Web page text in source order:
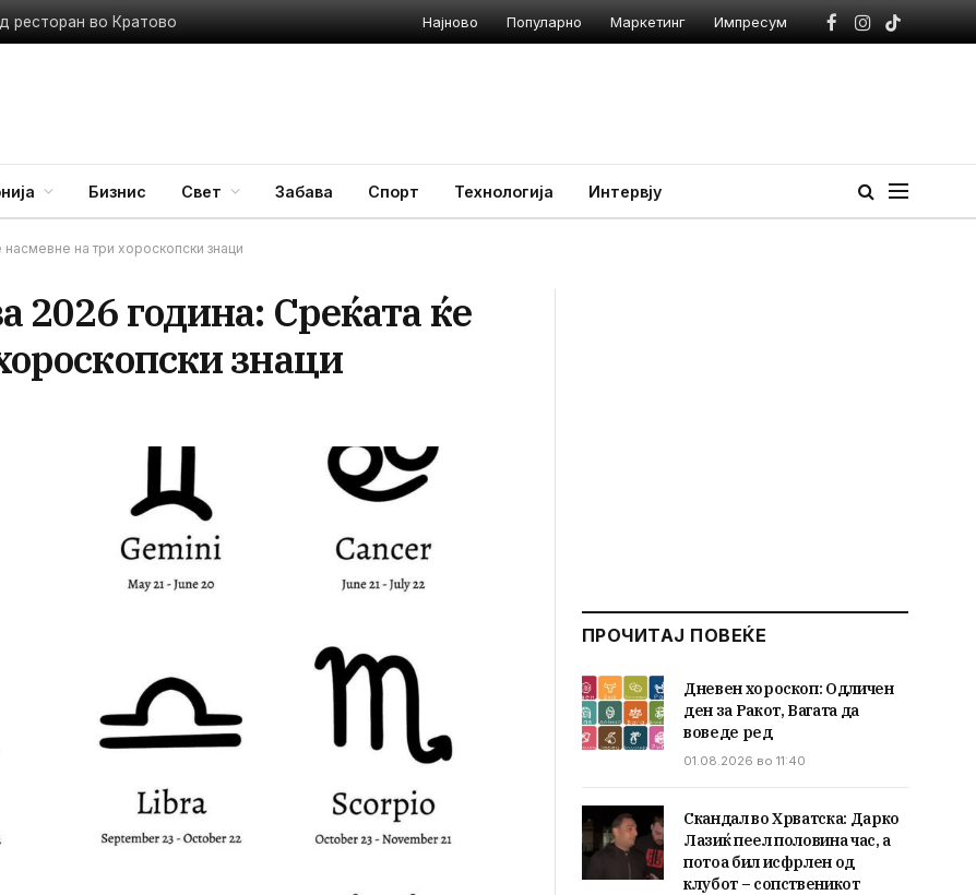
ресторан во Кратово Најново Популарно Маркетинг Импресум
Facebook
Instagram
TikTok
Бизнис Свет Забава Спорт Технологија Интервју
на три хороскопски знаци
2026 година: Среќата ќе
знаци
ПРОЧИТАЈ ПОВЕЌЕ
Дневен хороскоп: Одличен
ден за Ракот, Вагата да
воведе ред
01.08.2026 во 11:40
Скандал во Хрватска: Дарко
Лазиќ пеел половина час, а
потоа бил исфрлен од
клубот – сопственикот